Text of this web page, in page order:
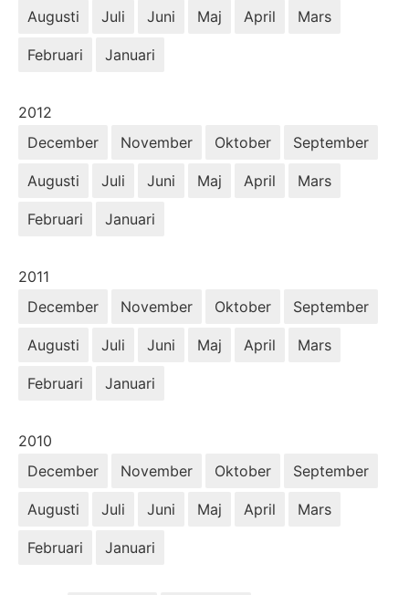
Augusti Juli Juni Maj April Mars
Februari Januari
År:
2012
December
November Oktober September
Augusti Juli Juni Maj April Mars
Februari Januari
År:
2011
December
November Oktober September
Augusti Juli Juni Maj April Mars
Februari Januari
År:
2010
December
November Oktober September
Augusti Juli Juni Maj April Mars
Februari Januari